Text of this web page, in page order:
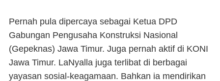
Pernah pula dipercaya sebagai Ketua DPD
Gabungan Pengusaha Konstruksi Nasional
(Gepeknas) Jawa Timur. Juga pernah aktif di KONI
Jawa Timur. LaNyalla juga terlibat di berbagai
yayasan sosial-keagamaan. Bahkan ia mendirikan